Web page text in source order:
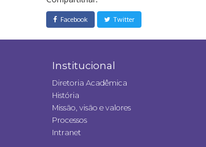
Facebook Twitter
Institucional
Diretoria Acadêmica
História
Missão, visão e valores
Processos
Intranet